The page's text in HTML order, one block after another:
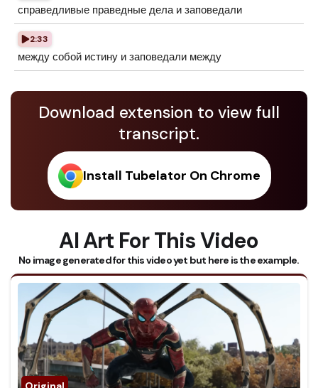
справедливые праведные дела и заповедали
2:33
между собой истину и заповедали между
Download extension to view full
transcript.
Install Tubelator On Chrome
AI Art For This Video
No image generated for this video yet but here is the example.